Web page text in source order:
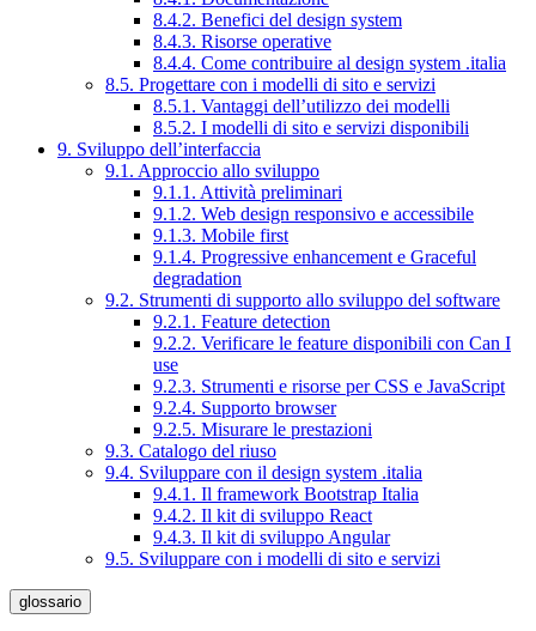
8.4.2. Benefici del design system
8.4.3. Risorse operative
8.4.4. Come contribuire al design system .italia
8.5. Progettare con i modelli di sito e servizi
8.5.1. Vantaggi dell’utilizzo dei modelli
8.5.2. I modelli di sito e servizi disponibili
9. Sviluppo dell’interfaccia
9.1. Approccio allo sviluppo
9.1.1. Attività preliminari
9.1.2. Web design responsivo e accessibile
9.1.3. Mobile first
9.1.4. Progressive enhancement e Graceful
degradation
9.2. Strumenti di supporto allo sviluppo del software
9.2.1. Feature detection
9.2.2. Verificare le feature disponibili con Can I
use
9.2.3. Strumenti e risorse per CSS e JavaScript
9.2.4. Supporto browser
9.2.5. Misurare le prestazioni
9.3. Catalogo del riuso
9.4. Sviluppare con il design system .italia
9.4.1. Il framework Bootstrap Italia
9.4.2. Il kit di sviluppo React
9.4.3. Il kit di sviluppo Angular
9.5. Sviluppare con i modelli di sito e servizi
glossario